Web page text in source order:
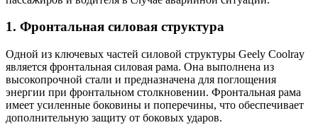
1. Фронтальная силовая структура
Одной из ключевых частей силовой структуры Geely Coolray
является фронтальная силовая рама. Она выполнена из
высокопрочной стали и предназначена для поглощения
энергии при фронтальном столкновении. Фронтальная рама
имеет усиленные боковины и поперечины, что обеспечивает
дополнительную защиту от боковых ударов.